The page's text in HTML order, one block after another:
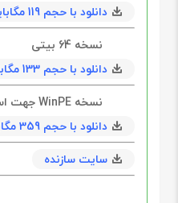
دانلود با حجم 119 مگابايت
نسخه 64 بیتی
دانلود با حجم 133 مگابايت
نسخه WinPE جهت استفاده از طربق Boot
دانلود با حجم 359 مگابايت
سایت سازنده